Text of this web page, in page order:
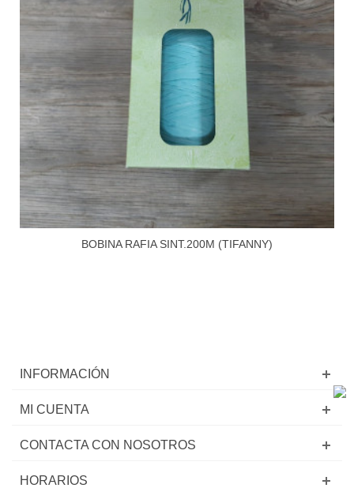
BOBINA RAFIA SINT.200M (TIFANNY)
INFORMACIÓN
MI CUENTA
CONTACTA CON NOSOTROS
HORARIOS